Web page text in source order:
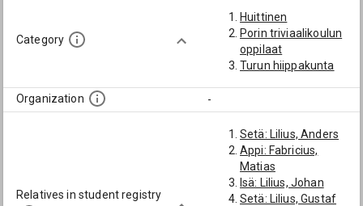
Category
Huittinen
Porin triviaalikoulun
oppilaat
Turun hiippakunta
Organization -
Relatives in student registry
Setä: Lilius, Anders
Appi: Fabricius,
Matias
Isä: Lilius, Johan
Setä: Lilius, Gustaf